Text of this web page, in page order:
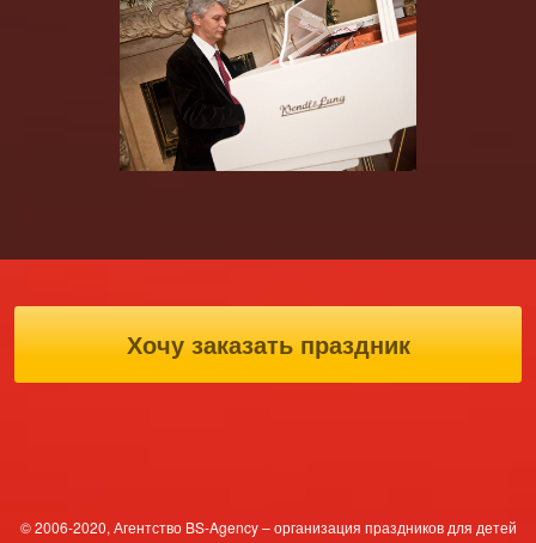
Хочу заказать праздник
© 2006-2020, Агентство BS-Agency – организация праздников для детей